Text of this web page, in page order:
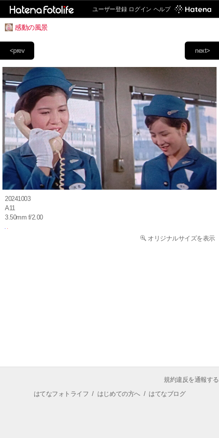
ユーザー登録 ログイン ヘルプ
感動の風景
next>
<prev
20241003
A11
3.50mm f/2.00
オリジナルサイズを表示
規約違反を通報する
はてなフォトライフ / はじめての方へ/ はてなブログ